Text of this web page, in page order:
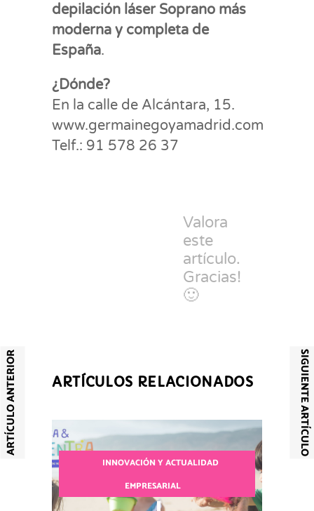
depilación láser Soprano más
moderna y completa de
España.
¿Dónde?
En la calle de Alcántara, 15.
www.germainegoyamadrid.com
Telf.: 91 578 26 37
Valora
este
artículo.
Gracias!
🙂
ARTÍCULO ANTERIOR SIGUIENTE ARTÍCULO
ARTÍCULOS RELACIONADOS
INNOVACIÓN Y ACTUALIDAD
EMPRESARIAL